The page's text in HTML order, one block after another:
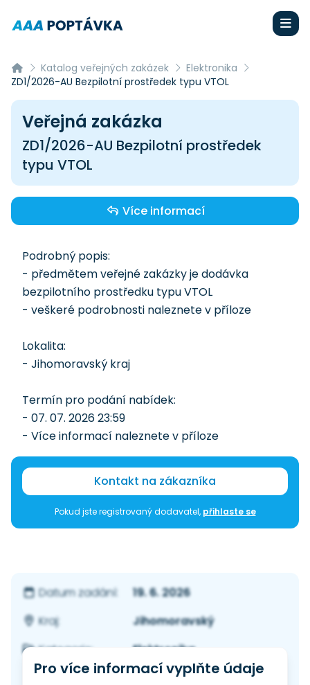
Katalog veřejných zakázek
Elektronika
ZD1/2026-AU Bezpilotní prostředek typu VTOL
Veřejná zakázka
ZD1/2026-AU Bezpilotní prostředek
typu VTOL
Více informací
Podrobný popis:
- předmětem veřejné zakázky je dodávka
bezpilotního prostředku typu VTOL
- veškeré podrobnosti naleznete v příloze
Lokalita:
- Jihomoravský kraj
Termín pro podání nabídek:
- 07. 07. 2026 23:59
- Více informací naleznete v příloze
Kontakt na zákazníka
Pokud jste registrovaný dodavatel, přihlaste se
Datum zadání:
19. 6. 2026
Kraj:
Jihomoravský
Kategorie:
Elektronika
Pro více informací vyplňte údaje